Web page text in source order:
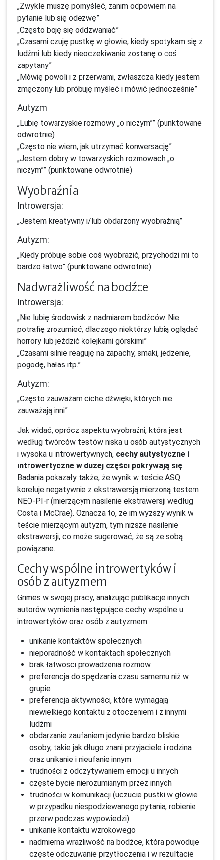
„Zwykle muszę pomyśleć, zanim odpowiem na
pytanie lub się odezwę”
„Często boję się oddzwaniać”
„Czasami czuję pustkę w głowie, kiedy spotykam się z
ludźmi lub kiedy nieoczekiwanie zostanę o coś
zapytany”
„Mówię powoli i z przerwami, zwłaszcza kiedy jestem
zmęczony lub próbuję myśleć i mówić jednocześnie”
Autyzm
„Lubię towarzyskie rozmowy „o niczym”” (punktowane
odwrotnie)
„Często nie wiem, jak utrzymać konwersację”
„Jestem dobry w towarzyskich rozmowach „o
niczym”” (punktowane odwrotnie)
Wyobraźnia
Introwersja:
„Jestem kreatywny i/lub obdarzony wyobraźnią”
Autyzm:
„Kiedy próbuje sobie coś wyobrazić, przychodzi mi to
bardzo łatwo” (punktowane odwrotnie)
Nadwrażliwość na bodźce
Introwersja:
„Nie lubię środowisk z nadmiarem bodźców. Nie
potrafię zrozumieć, dlaczego niektórzy lubią oglądać
horrory lub jeździć kolejkami górskimi”
„Czasami silnie reaguję na zapachy, smaki, jedzenie,
pogodę, hałas itp.”
Autyzm:
„Często zauważam ciche dźwięki, których nie
zauważają inni”
Jak widać, oprócz aspektu wyobraźni, która jest
według twórców testów niska u osób autystycznych
i wysoka u introwertywnych, cechy autystyczne i
introwertyczne w dużej części pokrywają się.
Badania pokazały także, że wynik w teście ASQ
koreluje negatywnie z ekstrawersją mierzoną testem
NEO-PI-r (mierzącym nasilenie ekstrawersji według
Costa i McCrae). Oznacza to, że im wyższy wynik w
teście mierzącym autyzm, tym niższe nasilenie
ekstrawersji, co może sugerować, że są ze sobą
powiązane.
Cechy wspólne introwertyków i
osób z autyzmem
Grimes w swojej pracy, analizując publikacje innych
autorów wymienia następujące cechy wspólne u
introwertyków oraz osób z autyzmem:
unikanie kontaktów społecznych
nieporadność w kontaktach społecznych
brak łatwości prowadzenia rozmów
preferencja do spędzania czasu samemu niż w
grupie
preferencja aktywności, które wymagają
niewielkiego kontaktu z otoczeniem i z innymi
ludźmi
obdarzanie zaufaniem jedynie bardzo bliskie
osoby, takie jak długo znani przyjaciele i rodzina
oraz unikanie i nieufanie innym
trudności z odczytywaniem emocji u innych
częste bycie nierozumianym przez innych
trudności w komunikacji (uczucie pustki w głowie
w przypadku niespodziewanego pytania, robienie
przerw podczas wypowiedzi)
unikanie kontaktu wzrokowego
nadmierna wrażliwość na bodźce, która powoduje
częste odczuwanie przytłoczenia i w rezultacie